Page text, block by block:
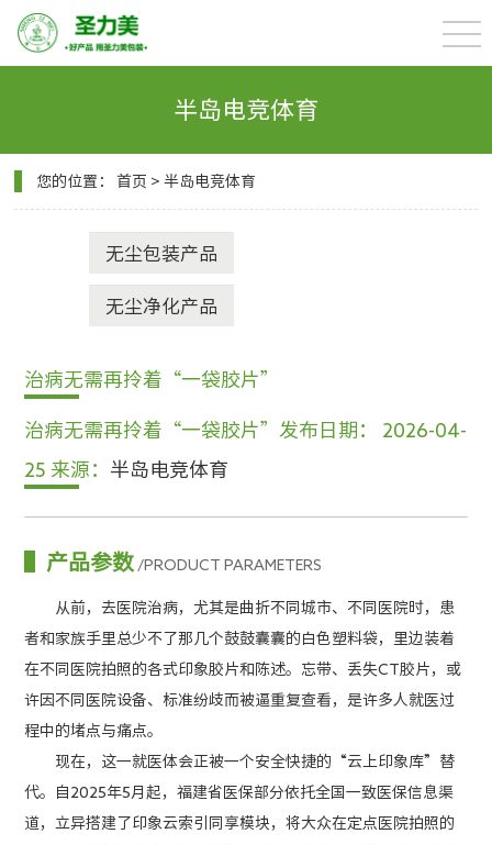
半岛电竞体育
您的位置：首页 >半岛电竞体育
无尘包装产品
无尘净化产品
治病无需再拎着“一袋胶片”
治病无需再拎着“一袋胶片” 发布日期： 2026-04-
25 来源： 半岛电竞体育
产品参数 /PRODUCT PARAMETERS
从前，去医院治病，尤其是曲折不同城市、不同医院时，患
者和家族手里总少不了那几个鼓鼓囊囊的白色塑料袋，里边装着
在不同医院拍照的各式印象胶片和陈述。忘带、丢失CT胶片，或
许因不同医院设备、标准纷歧而被逼重复查看，是许多人就医过
程中的堵点与痛点。
现在，这一就医体会正被一个安全快捷的“云上印象库”替
代。自2025年5月起，福建省医保部分依托全国一致医保信息渠
道，立异搭建了印象云索引同享模块，将大众在定点医院拍照的